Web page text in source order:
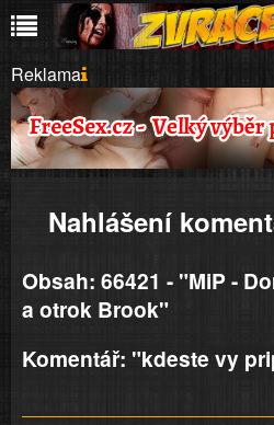
Reklama
Nahlášení
Obsah: 66421 - "MiP -
a otrok Brook"
Komentář: "kdeste vy